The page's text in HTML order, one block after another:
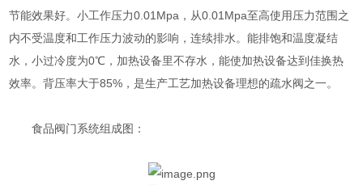
节能效果好。小工作压力0.01Mpa，从0.01Mpa至高使用压力范围之
内不受温度和工作压力波动的影响，连续排水。能排饱和温度凝结
水，小过冷度为0℃，加热设备里不存水，能使加热设备达到佳换热
效率。背压率大于85%，是生产工艺加热设备理想的疏水阀之一。
食品阀门系统组成图：